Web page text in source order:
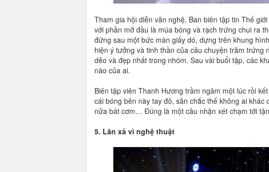
Tham gia hội diễn văn nghệ, Ban biên tập tin Thế
với phần mở đầu là múa bóng và rạch trứng chui ra
đứng sau một bức màn giấy dó, dựng trên khung
hiện ý tưởng và tinh thần của câu chuyện trăm trứng
dẻo và đẹp nhất trong nhóm. Sau vài buổi tập, các
nào của ai.
Biên tập viên Thanh Hương trầm ngâm một lúc rồi
cái bóng bên này tay đô, săn chắc thế không ai
nửa bát cơm… Đúng là một câu nhận xét chạm tới
5. Lăn xả vì nghệ thuật